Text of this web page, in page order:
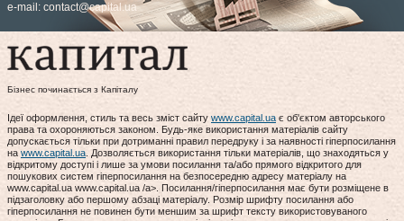
e-mail: contact@capital.ua
Бізнес починається з Капіталу
Ідеї оформлення, стиль та весь зміст сайту www.capital.ua є об'єктом авторського
права та охороняються законом. Будь-яке використання матеріалів сайту
допускається тільки при дотриманні правил передруку і за наявності гіперпосилання
на www.capital.ua. Дозволяється використання тільки матеріалів, що знаходяться у
відкритому доступі і лише за умови посилання та/або прямого відкритого для
пошукових систем гіперпосилання на безпосередню адресу матеріалу на
www.capital.ua www.capital.ua /a>. Посилання/гіперпосилання має бути розміщене в
підзаголовку або першому абзаці матеріалу. Розмір шрифту посилання або
гіперпосилання не повинен бути меншим за шрифт тексту використовуваного